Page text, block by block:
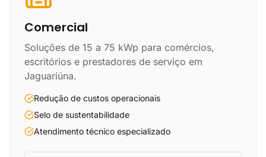
Comercial
Soluções de 15 a 75 kWp para comércios,
escritórios e prestadores de serviço em
Jaguariúna.
Redução de custos operacionais
Selo de sustentabilidade
Atendimento técnico especializado